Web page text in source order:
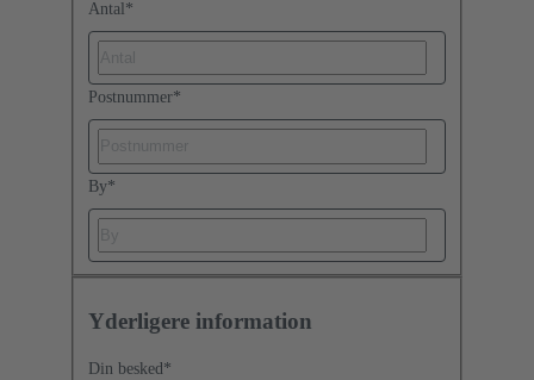
Antal*
Postnummer*
By*
Yderligere information
Din besked *